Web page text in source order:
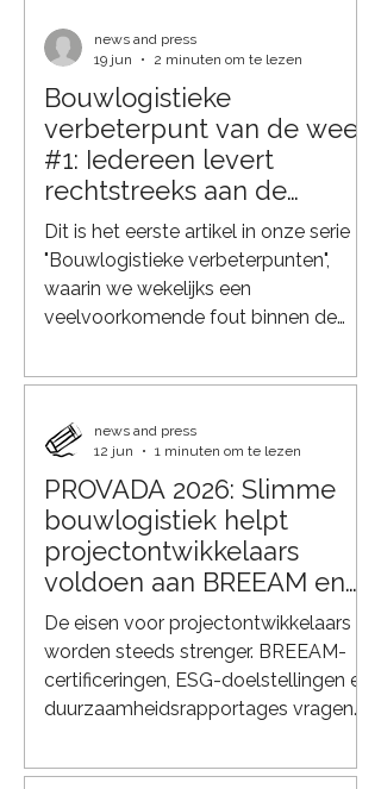
duurzaamheid en grip op de gehele
keten. Eén van de grootste kansen
om de productiviteit op een
bouwproject te verhogen, zit in
slimmere logistiek. Op veel projecten
worden materialen weken voordat ze
afgeleverd. Dat
Bouwlogistieke
verbeterpunt van de week
#1: Iedereen levert
rechtstreeks aan de
bouwplaats
Dit is het eerste artikel in onze serie
"Bouwlogistieke verbeterpunten",
waarin we wekelijks een
veelvoorkomende fout binnen de
met de vinger te wijzen, maar om te
liggen voor een efficiëntere,
duurzamere en beter beheersbare
bouwketen. Een drukke bouwplaats
Op veel bouwprojecten gebeurt het
nog steeds hetzelfde: iedere
leverancier regelt zijn eigen transport
kozijnenleverancier komt
news and press
19 jun
2 minuten om te lezen
PROVADA 2026: Slimme
bouwlogistiek helpt
projectontwikkelaars
voldoen aan BREEAM en
ESG
De eisen voor projectontwikkelaars
worden steeds strenger. BREEAM-
certificeringen, ESG-doelstellingen en
duurzaamheidsrapportages vragen
gebouwen, maar ook om een
news and press
12 jun
1 minuten om te lezen